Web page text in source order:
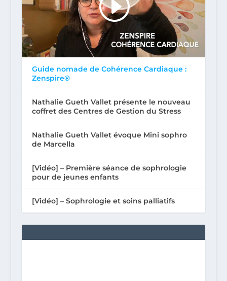
Guide nomade de Cohérence Cardiaque :
Zenspire®
Nathalie Gueth Vallet présente le nouveau
coffret des Centres de Gestion du Stress
Nathalie Gueth Vallet évoque Mini sophro
de Marcella
[Vidéo] – Première séance de sophrologie
pour de jeunes enfants
[Vidéo] – Sophrologie et soins palliatifs